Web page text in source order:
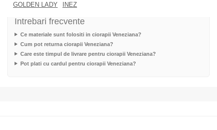
GOLDEN LADY
INEZ
Intrebari frecvente
Ce materiale sunt folositi in ciorapii Veneziana?
Cum pot returna ciorapii Veneziana?
Care este timpul de livrare pentru ciorapii Veneziana?
Pot plati cu cardul pentru ciorapii Veneziana?